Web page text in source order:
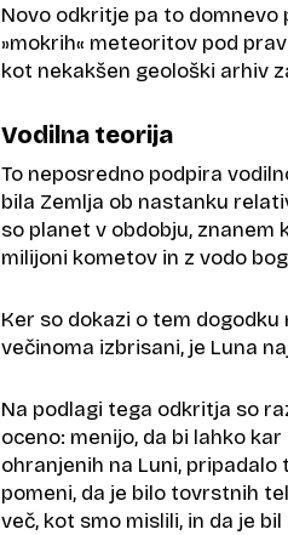
Novo odkritje pa to domnevo
»mokrih« meteoritov pod
kot nekakšen geološki arhiv
Vodilna teorija
To neposredno podpira
bila Zemlja ob nastanku
so planet v obdobju, znanem
milijoni kometov in z vodo
Ker so dokazi o tem
večinoma izbrisani, je Luna
Na podlagi tega odkritja so
oceno: menijo, da bi lahko
ohranjenih na Luni,
pomeni, da je bilo tovrstnih
več, kot smo mislili, in da je